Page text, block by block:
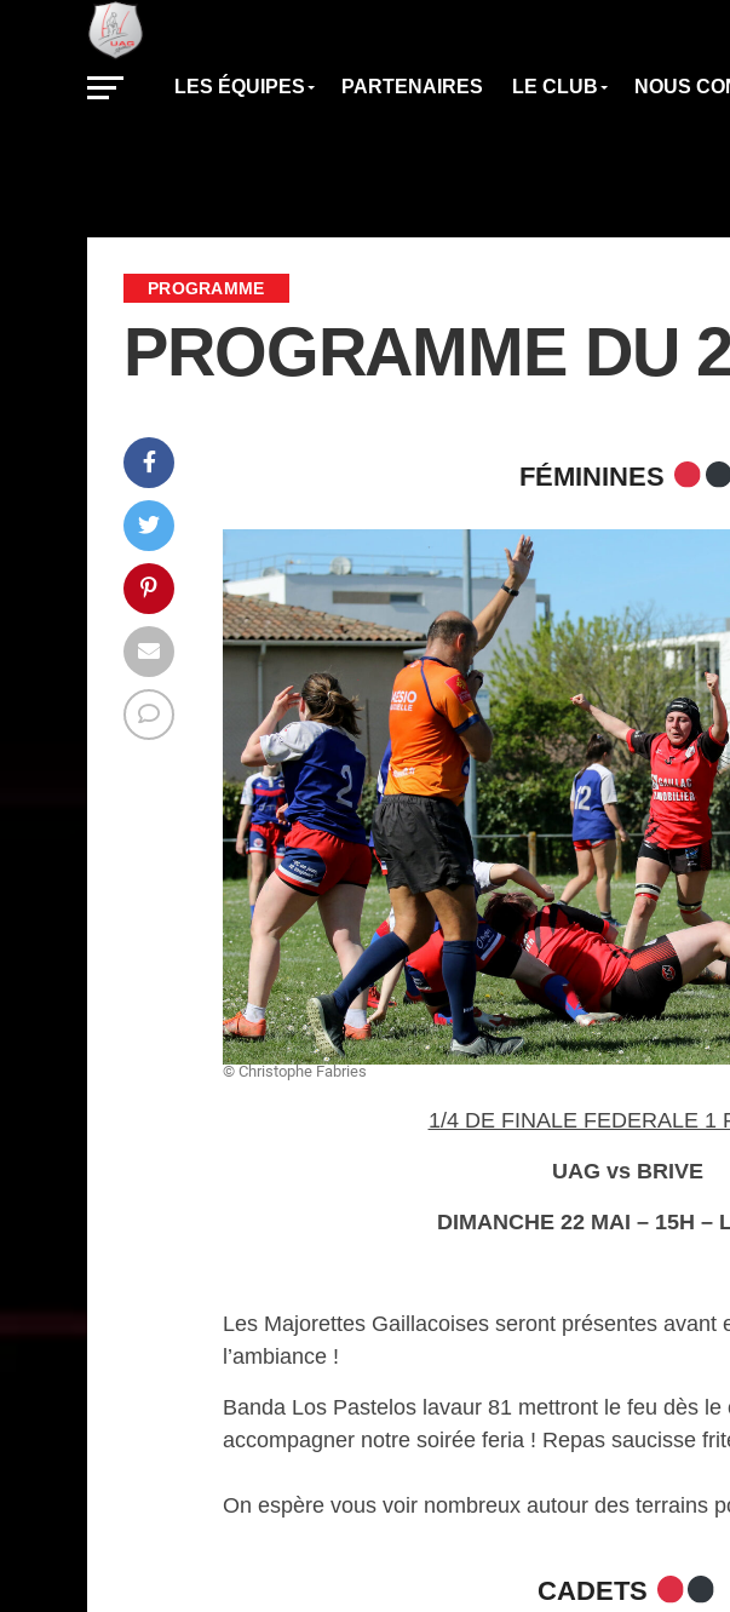
LES ÉQUIPES PARTENAIRES LE CLUB NOUS
PROGRAMME
PROGRAMME DU
FÉMININES
© Christophe Fabries
1/4 DE FINALE FEDERALE 1
UAG vs BRIVE
DIMANCHE 22 MAI – 15H –
Les Majorettes Gaillacoises seront présentes avant
l’ambiance !
Banda Los Pastelos lavaur 81 mettront le feu dès
accompagner notre soirée feria ! Repas saucisse
On espère vous voir nombreux autour des terrains
CADETS